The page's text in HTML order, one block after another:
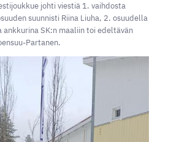
johti viestiä 1. vaihdosta
suunnisti Riina Liuha, 2. osuudella
ankkurina SK:n maaliin toi edeltävän
Partanen.